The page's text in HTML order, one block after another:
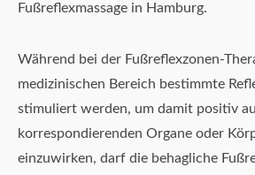
Fußreflexmassage in Hamburg.
Während bei der Fußreflexzonen-
medizinischen Bereich bestimmte
stimuliert werden, um damit positiv
korrespondierenden Organe oder
einzuwirken, darf die behagliche